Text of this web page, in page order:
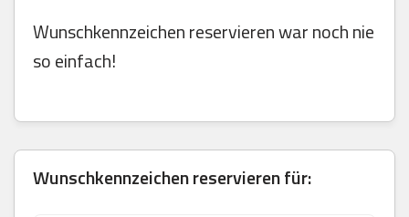
Wunschkennzeichen reservieren war noch nie
so einfach!
Wunschkennzeichen reservieren für: